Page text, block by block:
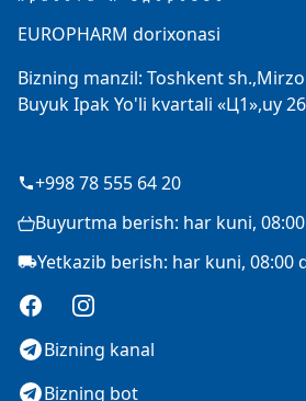
EUROPHARM dorixonasi
Bizning manzil: Toshkent
Buyuk Ipak Yo'li kvartali «Ц1»,uy
+998 78 555 64 20
Buyurtma berish: har kuni,
Yetkazib berish: har kuni, 08:00
FacebookInstagram
Bizning kanal
Bizning bot